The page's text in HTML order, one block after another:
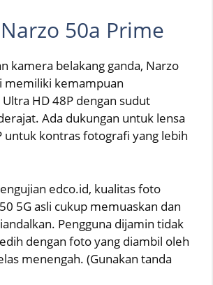
50a Prime
kamera belakang ganda, Narzo
memiliki kemampuan
HD 48P dengan sudut
Ada dukungan untuk lensa
untuk kontras fotografi yang lebih
edco.id, kualitas foto
5G asli cukup memuaskan dan
Pengguna dijamin tidak
dengan foto yang diambil oleh
menengah. (Gunakan tanda